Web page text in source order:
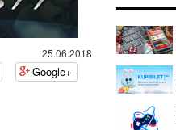
25.06.2018
Google+